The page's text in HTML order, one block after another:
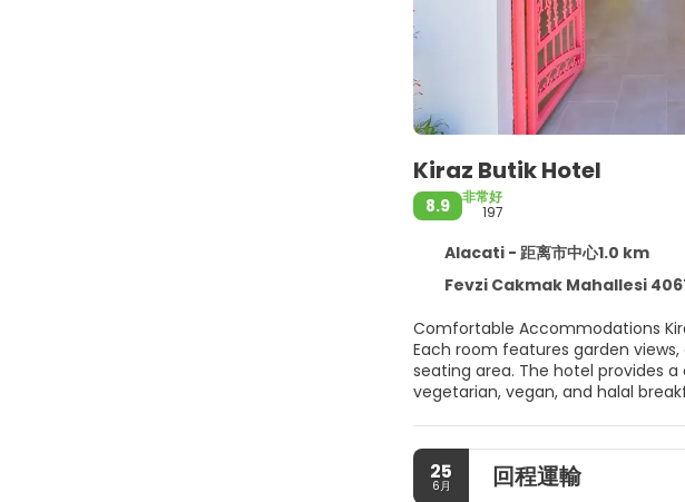
Kiraz Butik Hotel
8.9
非常好
197
Alacati - 距离市中心1.0 km
Fevzi Cakmak Mahallesi 4067 sokak no:10
Comfortable Accommodations Kiraz Butik Hotel in Alacati offers family rooms with air-conditioning, balconies, and private bathrooms.
Each room features garden views, a minibar, and free WiFi. Dining and
seating area. The hotel provides a coffee shop,
vegetarian, vegan, and halal
25
6月 回程運輸